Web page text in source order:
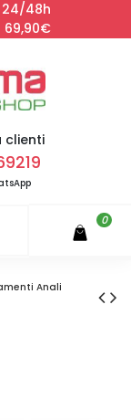
24/48h
clienti
0
Anali